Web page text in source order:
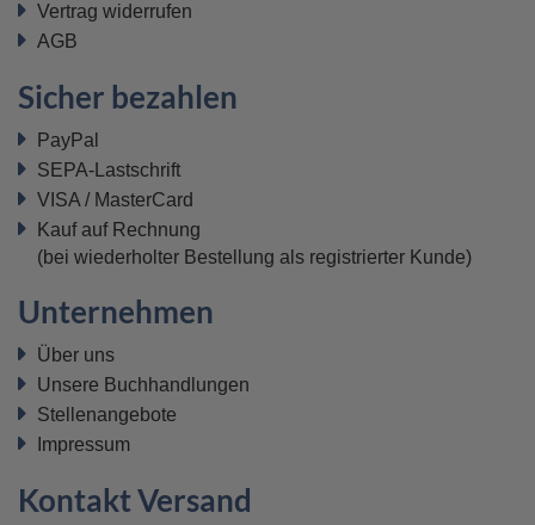
Vertrag widerrufen
AGB
Sicher bezahlen
PayPal
SEPA-Lastschrift
VISA / MasterCard
Kauf auf Rechnung
(bei wiederholter Bestellung als registrierter Kunde)
Unternehmen
Über uns
Unsere Buchhandlungen
Stellenangebote
Impressum
Kontakt Versand